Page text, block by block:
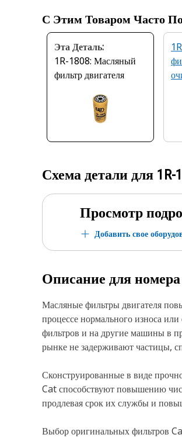
С Этим Товаром Часто
Эта Деталь:
1R-1808: Масляный
фильтр двигателя
Схема детали для 1R-
Просмотр
Добавить свое
Описание для номера
Масляные фильтры двигателя
процессе нормального износа
фильтров и на другие машины в
рынке не задерживают частицы,
Сконструированные в виде
Cat способствуют повышению
продлевая срок их службы и
Выбор оригинальных фильтров